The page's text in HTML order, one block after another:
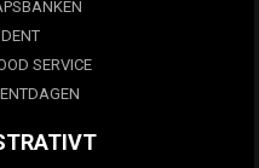
SERVICE